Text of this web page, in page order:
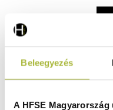
Beleegyezés
A HFSE